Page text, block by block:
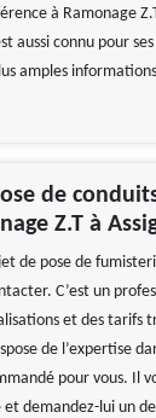
à Ramonage
aussi connu pour
amples
de
Z.T à
de pose de
C’est un
et des tarifs
de l’expertise
pour vous. Il
demandez-lui un